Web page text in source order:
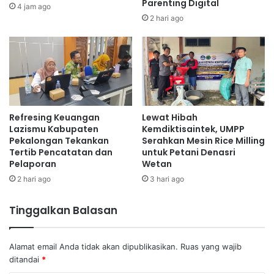
4 jam ago Parenting Digital
2 hari ago
Refresing Keuangan
Lazismu Kabupaten
Pekalongan Tekankan
Tertib Pencatatan dan
Pelaporan
2 hari ago
Lewat Hibah
Kemdiktisaintek, UMPP
Serahkan Mesin Rice Milling
untuk Petani Denasri
Wetan
3 hari ago
Tinggalkan Balasan
Alamat email Anda tidak akan dipublikasikan. Ruas yang wajib
ditandai *